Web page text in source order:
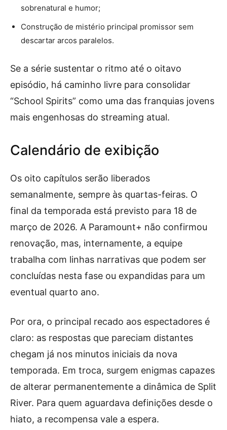
sobrenatural e humor;
Construção de mistério principal promissor sem
descartar arcos paralelos.
Se a série sustentar o ritmo até o oitavo
episódio, há caminho livre para consolidar
“School Spirits” como uma das franquias jovens
mais engenhosas do streaming atual.
Calendário de exibição
Os oito capítulos serão liberados
semanalmente, sempre às quartas-feiras. O
final da temporada está previsto para 18 de
março de 2026. A Paramount+ não confirmou
renovação, mas, internamente, a equipe
trabalha com linhas narrativas que podem ser
concluídas nesta fase ou expandidas para um
eventual quarto ano.
Por ora, o principal recado aos espectadores é
claro: as respostas que pareciam distantes
chegam já nos minutos iniciais da nova
temporada. Em troca, surgem enigmas capazes
de alterar permanentemente a dinâmica de Split
River. Para quem aguardava definições desde o
hiato, a recompensa vale a espera.